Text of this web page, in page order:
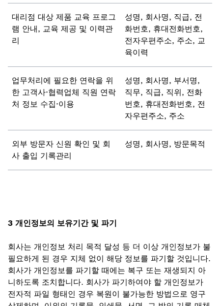
대리점 대상 제품 교육 프로그
램 안내, 교육 제공 및 이력관
리
성명, 회사명, 직급, 전
화번호, 휴대전화번호,
전자우편주소, 주소, 교
육이력
업무처리에 필요한 연락을 위
한 고객사∙협력업체 직원 연락
처 정보 수집∙이용
성명, 회사명, 부서명,
직무, 직급, 직위, 전화
번호, 휴대전화번호, 전
자우편주소, 주소
외부 방문자 신원 확인 및 회
사 출입 기록관리
성명, 회사명, 방문목적
3 개인정보의 보유기간 및 파기
회사는 개인정보 처리 목적 달성 등 더 이상 개인정보가 불
필요하게 된 경우 지체 없이 해당 정보를 파기할 것입니다.
회사가 개인정보를 파기할 때에는 복구 또는 재생되지 아
니하도록 조치합니다. 회사가 파기하여야 할 개인정보가
전자적 파일 형태인 경우 복원이 불가능한 방법으로 영구